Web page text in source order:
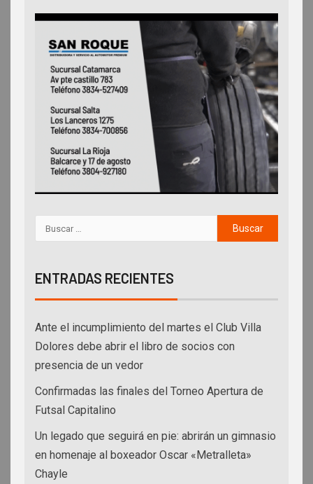
ENTRADAS RECIENTES
Ante el incumplimiento del martes el Club Villa
Dolores debe abrir el libro de socios con
presencia de un vedor
Confirmadas las finales del Torneo Apertura de
Futsal Capitalino
Un legado que seguirá en pie: abrirán un gimnasio
en homenaje al boxeador Oscar «Metralleta»
Chayle